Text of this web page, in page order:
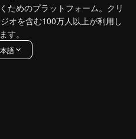
ためのプラットフォーム。クリ
オを含む100万人以上が利用し
す。
語